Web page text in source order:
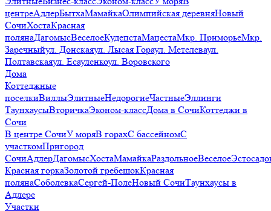
центреАдлерБытхаМамайкаОлимпийская деревняНовый
СочиХостаКрасная
полянаДагомысВеселоеКудепстаМацестаМкр. ПриморьеМкр.
Заречныйул. Донскаяул. Лысая Гораул. Метелеваул.
Полтавскаяул. Есауленкоул. Воровского
Дома
Коттеджные
поселкиВиллыЭлитныеНедорогиеЧастныеЭллинги
ТаунхаусыВторичкаЭконом-классДома в СочиКоттеджи в
Сочи
В центре СочиУ моряВ горахС бассейномС
участкомПригород
СочиАдлерДагомысХостаМамайкаРаздольноеВеселое
Красная горкаЗолотой гребешокКрасная
полянаСоболевкаСергей-ПолеНовый СочиТаунхаусы в
Адлере
Участки